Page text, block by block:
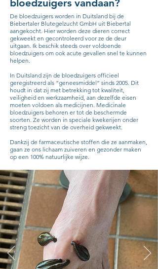
bloedzuigers vandaan?
De bloedzuigers worden in Duitsland bij de
Biebertaler Blutegelzucht GmbH uit Biebertal
aangekocht. Hier worden deze dieren correct
gekweekt en gecontroleerd voor ze de deur
uitgaan. Ik beschik steeds over voldoende
bloedzuigers om ook acute gevallen snel te kunnen
helpen.
In Duitsland zijn de bloedzuigers officieel
geregistreerd als “geneesmiddel” sinds 2005. Dit
houdt in dat zij met betrekking tot kwaliteit,
veiligheid en werkzaamheid, aan dezelfde eisen
moeten voldoen als medicijnen. Medicinale
bloedzuigers behoren er tot de beschermde
soorten. Ze worden in speciale kwekerijen onder
streng toezicht van de overheid gekweekt.
Dankzij de farmaceutische stoffen die ze aanmaken,
gaan ze ons lichaam zuiveren en gezonder maken
op een 100% natuurlijke wijze.